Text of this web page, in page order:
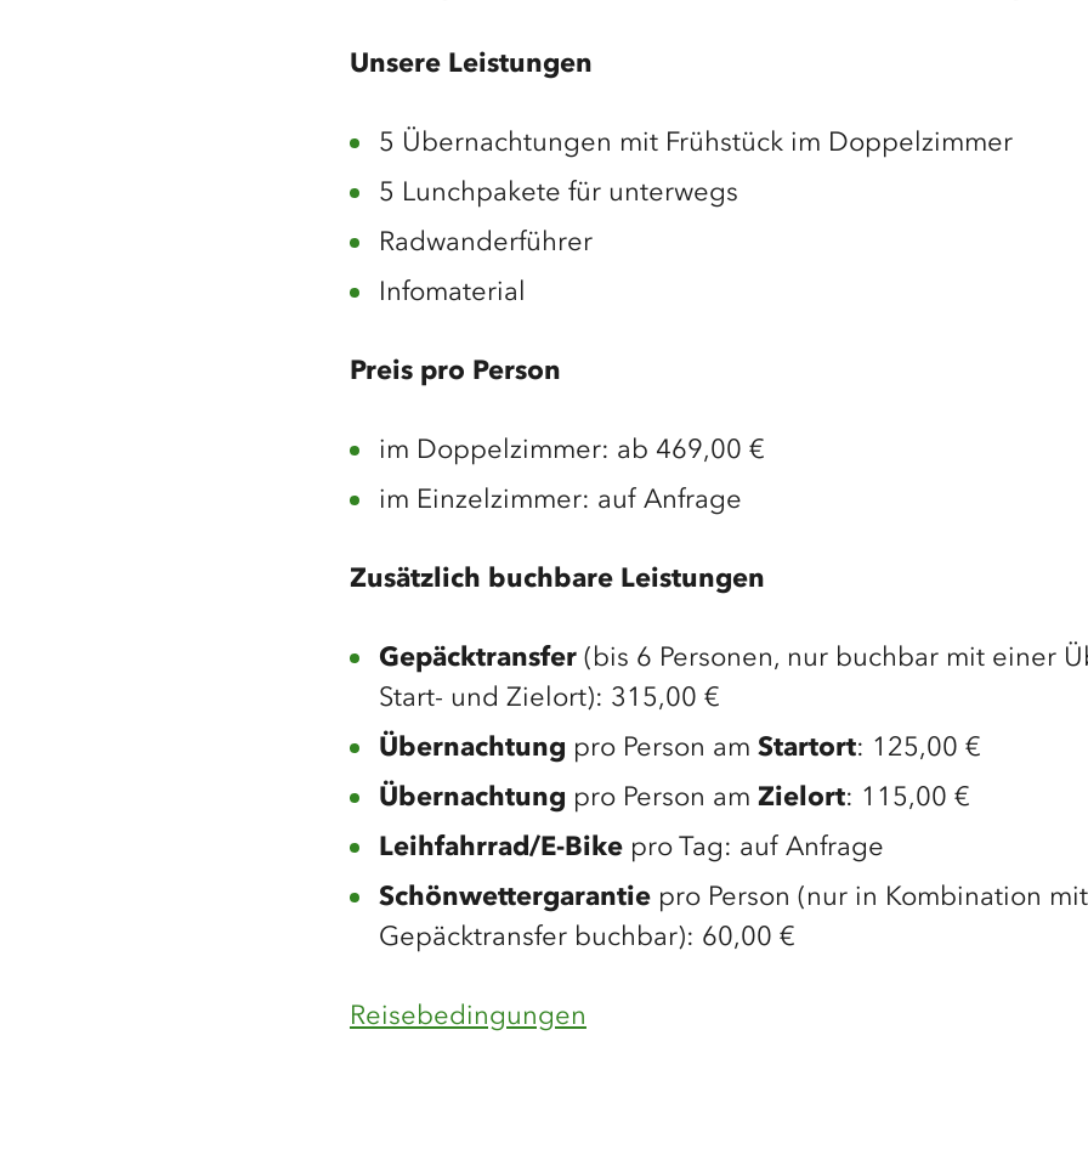
Unsere Leistungen
5 Übernachtungen mit Frühstück im Doppelzimmer
5 Lunchpakete für unterwegs
Radwanderführer
Infomaterial
Preis pro Person
im Doppelzimmer: ab 469,00 €
im Einzelzimmer: auf Anfrage
Zusätzlich buchbare Leistungen
Gepäcktransfer(bis 6 Personen, nur buchbar mit einer
Start- und Zielort): 315,00 €
Übernachtung pro Person am Startort: 125,00 €
Übernachtung pro Person am Zielort: 115,00 €
Leihfahrrad/E-Bikepro Tag: auf Anfrage
Schönwettergarantie pro Person (nur in Kombination
Gepäcktransfer buchbar): 60,00 €
Reisebedingungen